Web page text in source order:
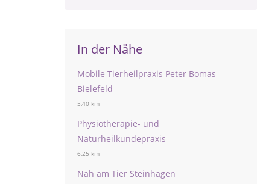
In der Nähe
Mobile Tierheilpraxis Peter Bomas
Bielefeld
5,40 km
Physiotherapie- und
Naturheilkundepraxis
6,25 km
Nah am Tier Steinhagen